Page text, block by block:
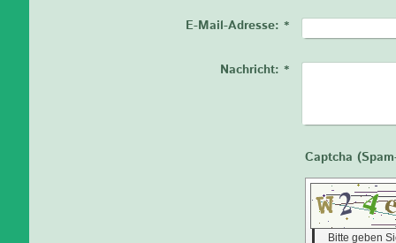
E-Mail-Adresse: *
Nachricht: *
Bitte geben